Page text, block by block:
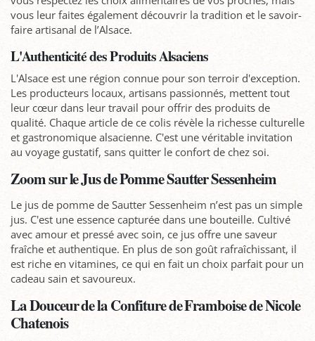
vous leur faites également découvrir la tradition et le savoir-
faire artisanal de l’Alsace.
L'Authenticité des Produits Alsaciens
L'Alsace est une région connue pour son terroir d'exception.
Les producteurs locaux, artisans passionnés, mettent tout
leur cœur dans leur travail pour offrir des produits de
qualité. Chaque article de ce colis révèle la richesse culturelle
et gastronomique alsacienne. C'est une véritable invitation
au voyage gustatif, sans quitter le confort de chez soi.
Zoom sur le Jus de Pomme Sautter Sessenheim
Le jus de pomme de Sautter Sessenheim n’est pas un simple
jus. C'est une essence capturée dans une bouteille. Cultivé
avec amour et pressé avec soin, ce jus offre une saveur
fraîche et authentique. En plus de son goût rafraîchissant, il
est riche en vitamines, ce qui en fait un choix parfait pour un
cadeau sain et savoureux.
La Douceur de la Confiture de Framboise de Nicole
Chatenois